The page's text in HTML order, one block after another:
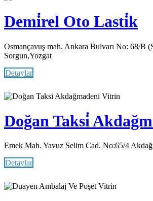
Demi̇rel Oto Lasti̇k
Osmançavuş mah. Ankara Bulvarı No: 68/B
Sorgun,Yozgat
Detaylar
Vitrin
Doğan Taksi̇
Emek Mah. Yavuz Selim Cad. No:65/4
Detaylar
Vitrin